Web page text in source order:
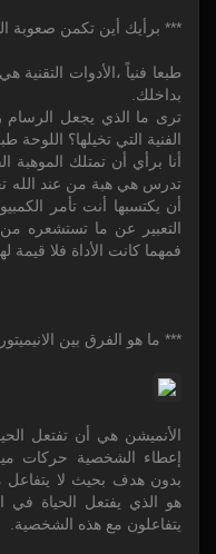
*** برأيك أين تكمن صعوبة
طبعا فنياً ،الأدوات
بداخلك.
ترى ما الذي يجعل الرسام
الفنية التي تخيلها؟ اللوحة
أنا برأي أن تمتلك الموهبة
تدرس هي هبة من عند الله
أن يكتسبها أنت تأمر
التعبير عن ما تستشعره
فمهما كانت الأداة فلا قيمة
*** ما هو الفرق بين الانيميتور
الأنميشن هي أن تفتعل
إعطاء الشخصية حركات
بدون هدف بحيث لا يتفاعل
هو الذي يفتعل الحياة في
يتفاعلون مع هذه الشخصية.